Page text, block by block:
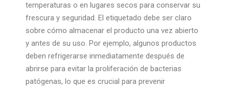
temperaturas o en lugares secos para conservar su
frescura y seguridad. El etiquetado debe ser claro
sobre cómo almacenar el producto una vez abierto
y antes de su uso. Por ejemplo, algunos productos
deben refrigerarse inmediatamente después de
abrirse para evitar la proliferación de bacterias
patógenas, lo que es crucial para prevenir